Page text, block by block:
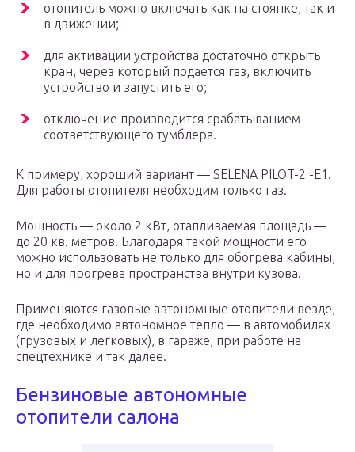
отопитель можно включать как на стоянке, так и
в движении;
для активации устройства достаточно открыть
кран, через который подается газ, включить
устройство и запустить его;
отключение производится срабатыванием
соответствующего тумблера.
К примеру, хороший вариант — SELENA PILOT-2 -E1.
Для работы отопителя необходим только газ.
Мощность — около 2 кВт, отапливаемая площадь —
до 20 кв. метров. Благодаря такой мощности его
можно использовать не только для обогрева кабины,
но и для прогрева пространства внутри кузова.
Применяются газовые автономные отопители везде,
где необходимо автономное тепло — в автомобилях
(грузовых и легковых), в гараже, при работе на
спецтехнике и так далее.
Бензиновые автономные
отопители салона